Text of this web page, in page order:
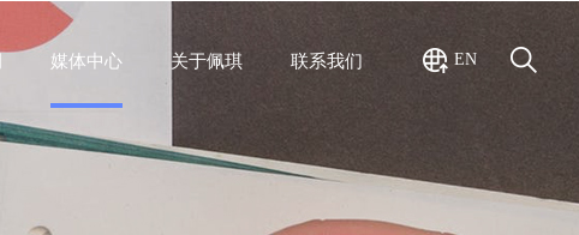
EN
媒体中心 关于佩琪 联系我们